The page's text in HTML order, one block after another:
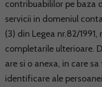
contribuabililor pe baza
servicii in domeniul
(3) din Legea nr.82/
completarile ulterioare.
are si o anexa, in care
identificare ale